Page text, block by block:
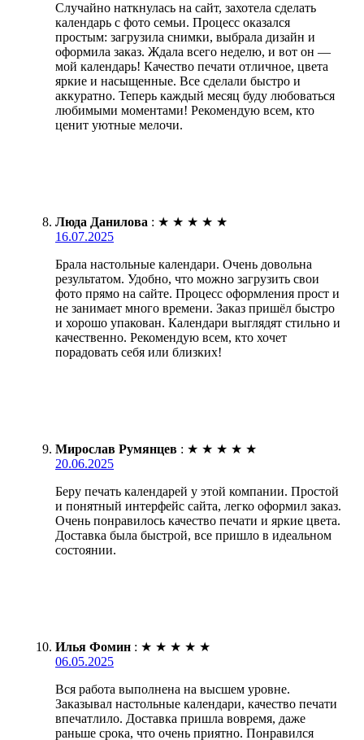
Случайно наткнулась на сайт, захотела сделать
календарь с фото семьи. Процесс оказался
простым: загрузила снимки, выбрала дизайн и
оформила заказ. Ждала всего неделю, и вот он —
мой календарь! Качество печати отличное, цвета
яркие и насыщенные. Все сделали быстро и
аккуратно. Теперь каждый месяц буду любоваться
любимыми моментами! Рекомендую всем, кто
ценит уютные мелочи.
Люда Данилова : ★ ★ ★ ★ ★
16.07.2025
Брала настольные календари. Очень довольна
результатом. Удобно, что можно загрузить свои
фото прямо на сайте. Процесс оформления прост и
не занимает много времени. Заказ пришёл быстро
и хорошо упакован. Календари выглядят стильно и
качественно. Рекомендую всем, кто хочет
порадовать себя или близких!
Мирослав Румянцев : ★ ★ ★ ★ ★
20.06.2025
Беру печать календарей у этой компании. Простой
и понятный интерфейс сайта, легко оформил заказ.
Очень понравилось качество печати и яркие цвета.
Доставка была быстрой, все пришло в идеальном
состоянии.
Илья Фомин : ★ ★ ★ ★ ★
06.05.2025
Вся работа выполнена на высшем уровне.
Заказывал настольные календари, качество печати
впечатлило. Доставка пришла вовремя, даже
раньше срока, что очень приятно. Понравился